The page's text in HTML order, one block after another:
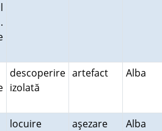
descoperire
izolată
artefact Alba
locuire aşezare Alba